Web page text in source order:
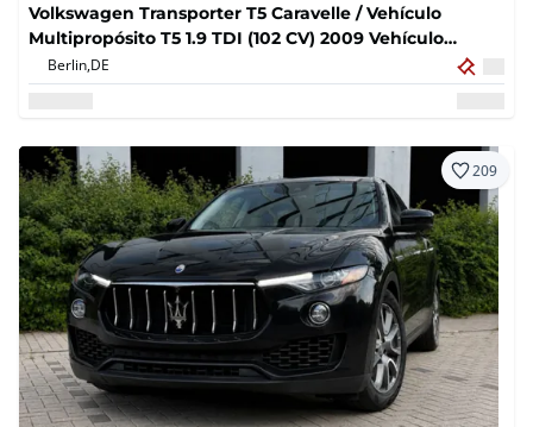
Volkswagen Transporter T5 Caravelle / Vehículo
Multipropósito T5 1.9 TDI (102 CV) 2009 Vehículo
Municipal – Matrícula 2009 – 143.000 km
Berlin,DE
209